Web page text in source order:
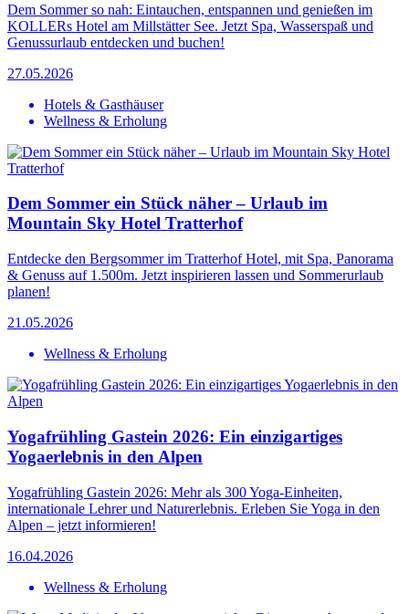
Dem Sommer so nah: Eintauchen, entspannen und genießen im
KOLLERs Hotel am Millstätter See. Jetzt Spa, Wasserspaß und
Genussurlaub entdecken und buchen!
27.05.2026
Hotels & Gasthäuser
Wellness & Erholung
Dem Sommer ein Stück näher – Urlaub im
Mountain Sky Hotel Tratterhof
Entdecke den Bergsommer im Tratterhof Hotel, mit Spa, Panorama
& Genuss auf 1.500m. Jetzt inspirieren lassen und Sommerurlaub
planen!
21.05.2026
Wellness & Erholung
Yogafrühling Gastein 2026: Ein einzigartiges
Yogaerlebnis in den Alpen
Yogafrühling Gastein 2026: Mehr als 300 Yoga-Einheiten,
internationale Lehrer und Naturerlebnis. Erleben Sie Yoga in den
Alpen – jetzt informieren!
16.04.2026
Wellness & Erholung